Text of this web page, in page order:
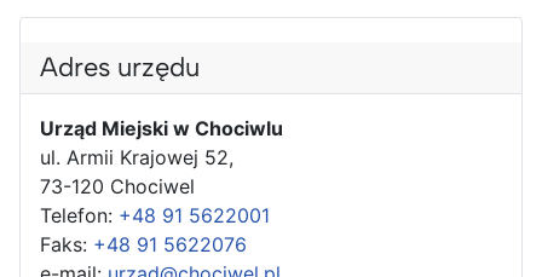
Adres urzędu
Urząd Miejski w Chociwlu
ul. Armii Krajowej 52,
73-120 Chociwel
Telefon: +48 91 5622001
Faks: +48 91 5622076